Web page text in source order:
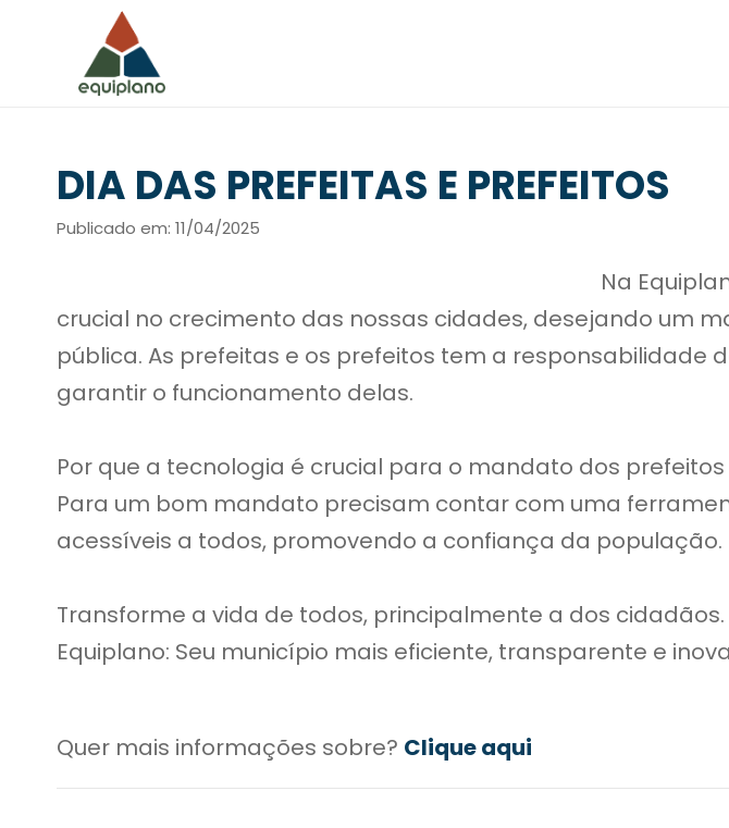
DIA DAS PREFEITAS E PREFEITOS
Publicado em: 11/04/2025
Na
crucial no crecimento das nossas cidades, desejando um
pública. As prefeitas e os prefeitos tem a
garantir o funcionamento delas.
Por que a tecnologia é crucial para o mandato dos
Para um bom mandato precisam contar com uma
acessíveis a todos, promovendo a confiança da população.
Transforme a vida de todos, principalmente a dos cidadãos.
Equiplano: Seu município mais eficiente, transparente e
Quer mais informações sobre? Clique aqui